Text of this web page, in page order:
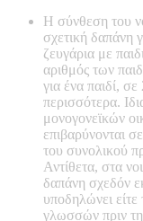
Η σύνθεση του
σχετική δαπάνη
ζευγάρια με
αριθμός των
για ένα παιδί,
περισσότερα.
μονογονεϊκών
επιβαρύνονται
του συνολικού
Αντίθετα, στα
δαπάνη σχεδόν
υποδηλώνει
γλωσσών πριν